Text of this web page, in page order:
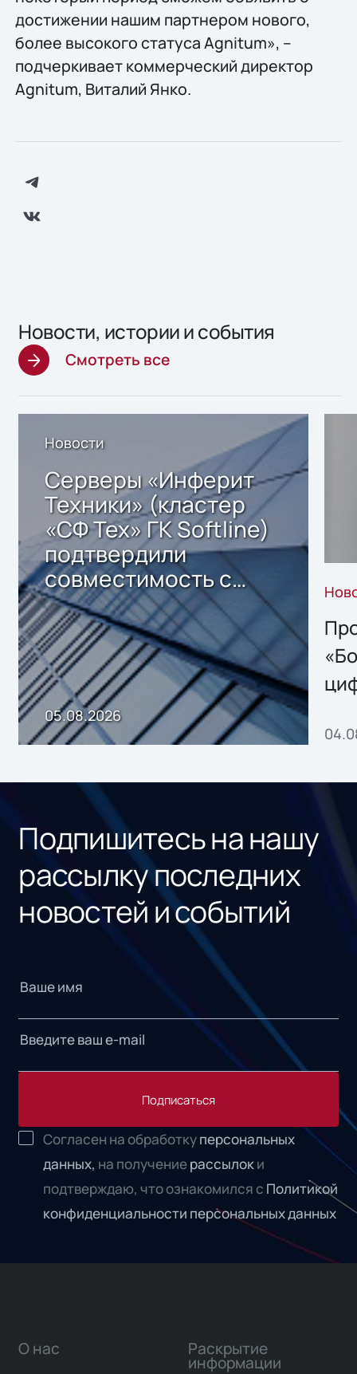
достижении нашим партнером нового,
более высокого статуса Agnitum», –
подчеркивает коммерческий директор
Agnitum, Виталий Янко.
Новости, истории и события
Смотреть все
Новости
Серверы «Инферит
Техники» (кластер
«СФ Тех» ГК Softline)
подтвердили
совместимость с
решением Sharx
Storage 2.x для
хранения данных
05.08.2026
Подпишитесь на нашу
рассылку последних
новостей и событий
Подписаться
Согласен на обработкуперсональных
данных, на получениерассылоки
подтверждаю, что ознакомился с Политикой
конфиденциальности персональных данных
О нас Раскрытие
информации